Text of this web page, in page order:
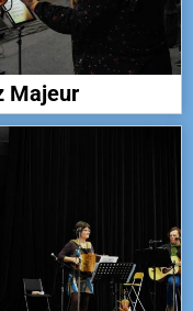
Majeur